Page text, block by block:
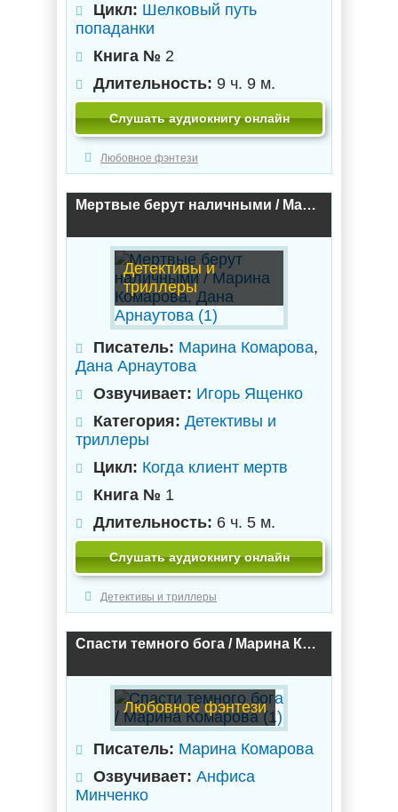
Цикл: Шелковый путь
попаданки
Книга № 2
Длительность: 9 ч. 9 м.
Слушать аудиокнигу онлайн
Любовное фэнтези
Мертвые берут наличными / Марина Комарова, Дана Арнаутова (1)
Детективы и
триллеры
Писатель: Марина Комарова,
Дана Арнаутова
Озвучивает: Игорь Ященко
Категория: Детективы и
триллеры
Цикл: Когда клиент мертв
Книга № 1
Длительность: 6 ч. 5 м.
Слушать аудиокнигу онлайн
Детективы и триллеры
Спасти темного бога / Марина Комарова (1)
Любовное фэнтези
Писатель: Марина Комарова
Озвучивает: Анфиса
Минченко